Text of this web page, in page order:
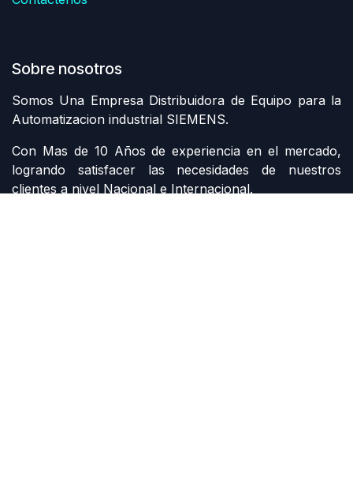
Sobre nosotros
Somos Una Empresa Distribuidora de Equipo para la
Automatizacion industrial SIEMENS.
Con Mas de 10 Años de experiencia en el mercado,
logrando satisfacer las necesidades de nuestros
clientes a nivel Nacional e Internacional.